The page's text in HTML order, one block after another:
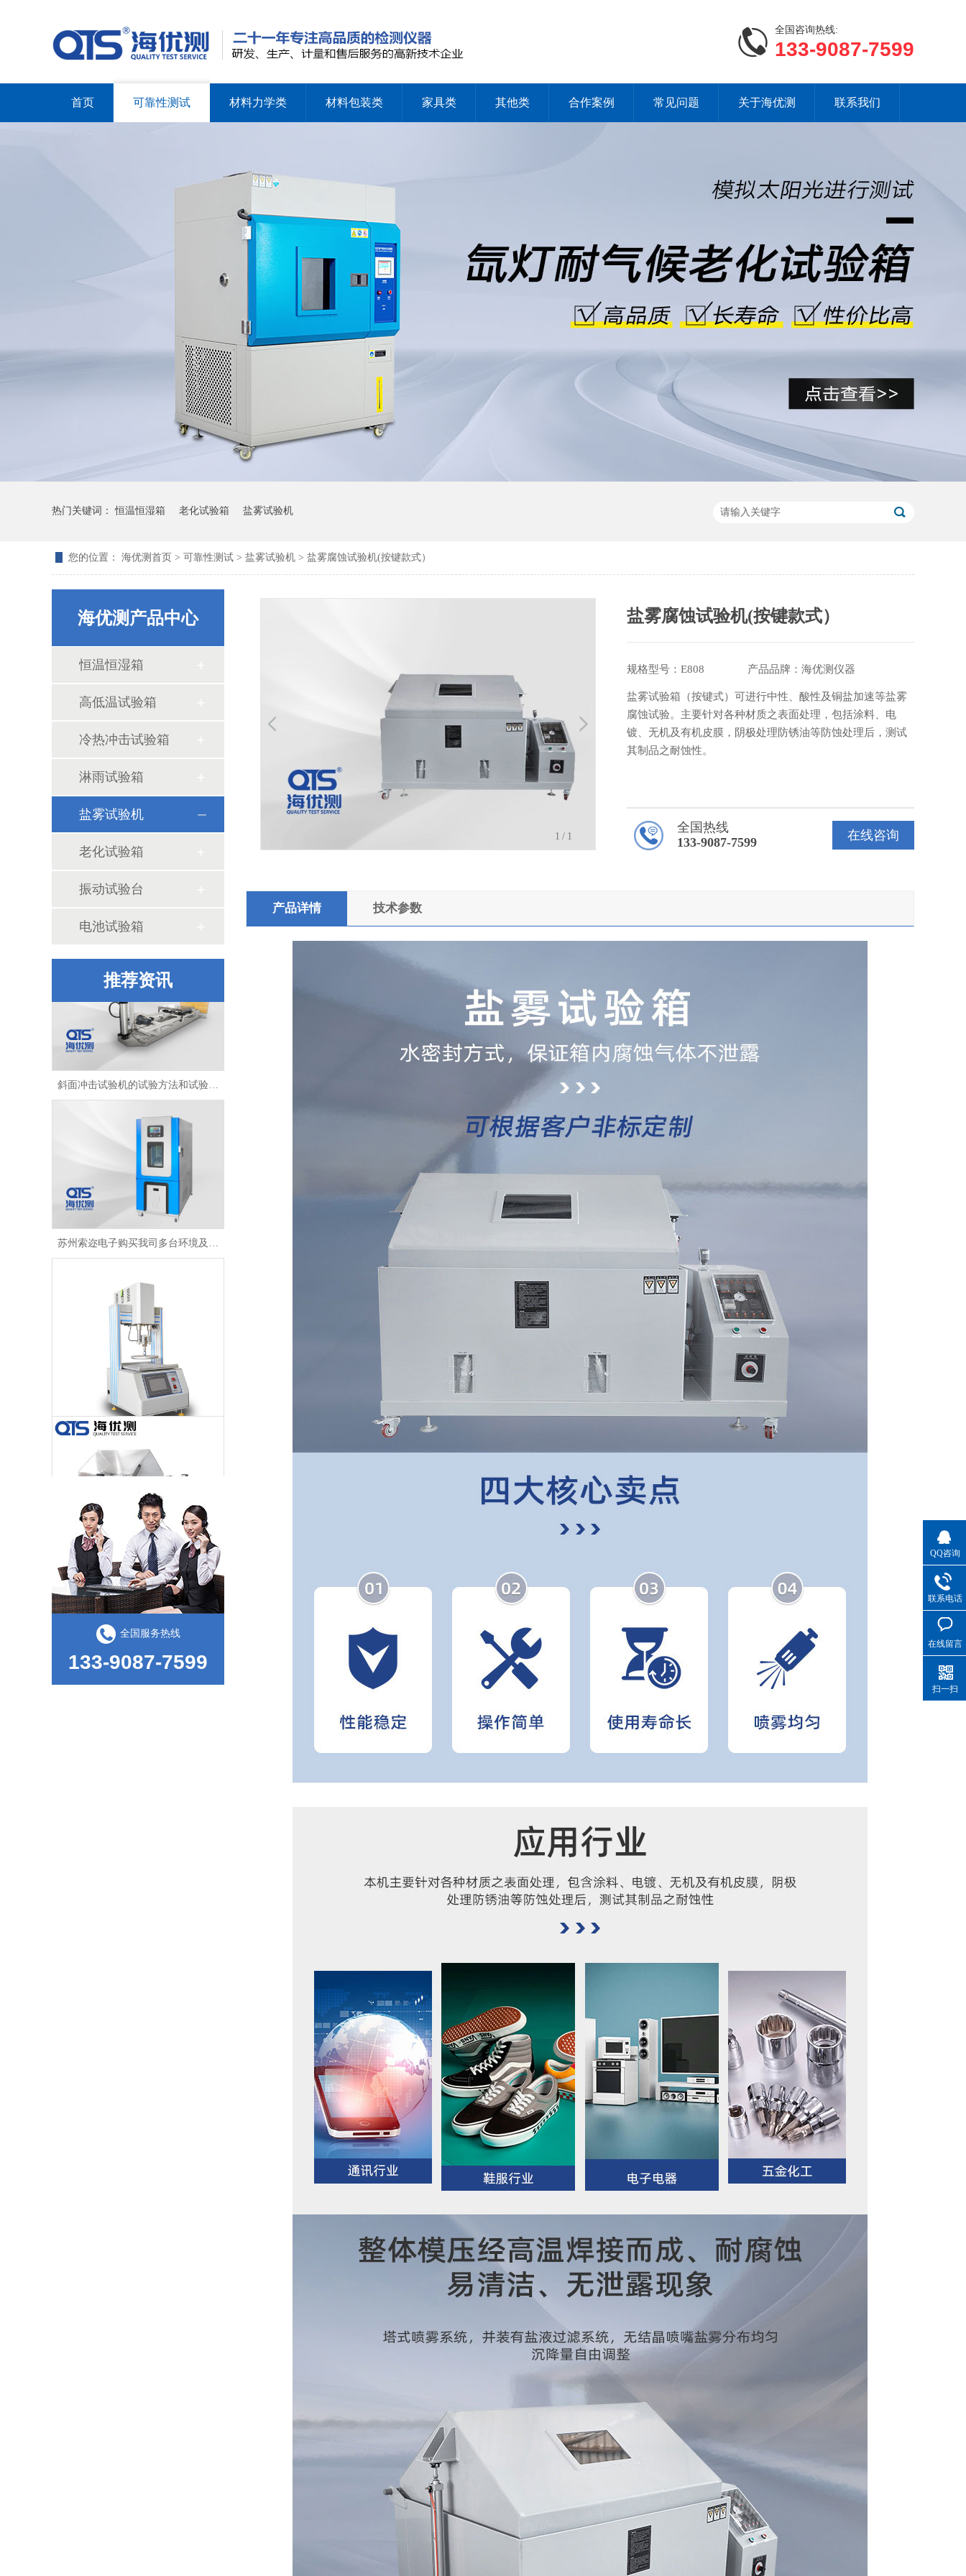
全国咨询热线:
133-9087-7599
首页 可靠性测试 材料力学类 材料包装类 家具类 其他类 合作案例 常见问题 关于海优测 联系我们
热门关键词：恒温恒湿箱 老化试验箱 盐雾试验机
您的位置： 海优测首页 > 可靠性测试 > 盐雾试验机 > 盐雾腐蚀试验机(按键款式）
1 /1
盐雾腐蚀试验机(按键款式）
规格型号：E808 产品品牌：海优测仪器
盐雾试验箱（按键式）可进行中性、酸性及铜盐加速等盐雾
腐蚀试验。主要针对各种材质之表面处理，包括涂料、电
镀、无机及有机皮膜，阴极处理防锈油等防蚀处理后，测试
其制品之耐蚀性。
在线咨询
全国热线
133-9087-7599
产品详情 技术参数
海优测产品中心
恒温恒湿箱
高低温试验箱
冷热冲击试验箱
淋雨试验箱
盐雾试验机
老化试验箱
振动试验台
电池试验箱
推荐资讯
盐雾试验箱的工作原理
全国服务热线
133-9087-7599
QQ咨询
联系电话
在线留言
扫一扫